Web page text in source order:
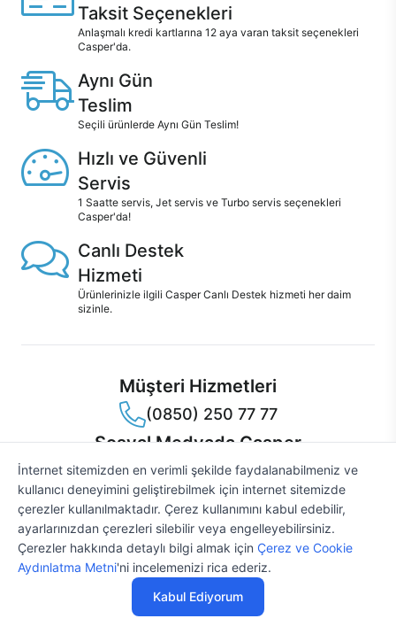
31.054 TL29.812 TL'den
başlayan fiyatlarla
SERİNİN ÜRÜNLERİ
Taksit Seçenekleri
Anlaşmalı kredi kartlarına 12 aya varan taksit seçenekleri
Casper'da.
Aynı Gün
Teslim
Seçili ürünlerde Aynı Gün Teslim!
Hızlı ve Güvenli
Servis
1 Saatte servis, Jet servis ve Turbo servis seçenekleri
Casper'da!
Canlı Destek
Hizmeti
Ürünlerinizle ilgili Casper Canlı Destek hizmeti her daim
sizinle.
Müşteri Hizmetleri
(0850) 250 77 77
Sosyal Medyada Casper
Casper Facebook
Casper Instagram
Casper Twitter
Casper LinkedIn
Casper YouTube
Casper TikTok
Mobil Uygulama
© 2021 - 2026 Casper Bilgisayar Sistemleri A.Ş. Tüm Hakları Saklıdır
KVKK
İnternet sitemizden en verimli şekilde faydalanabilmeniz ve
kullanıcı deneyimini geliştirebilmek için internet sitemizde
çerezler kullanılmaktadır. Çerez kullanımını kabul edebilir,
ayarlarınızdan çerezleri silebilir veya engelleyebilirsiniz.
Çerezler hakkında detaylı bilgi almak için Çerez ve Cookie
Aydınlatma Metni'ni incelemenizi rica ederiz.
Kabul Ediyorum